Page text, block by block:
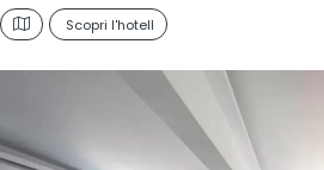
Scopri l'hotell